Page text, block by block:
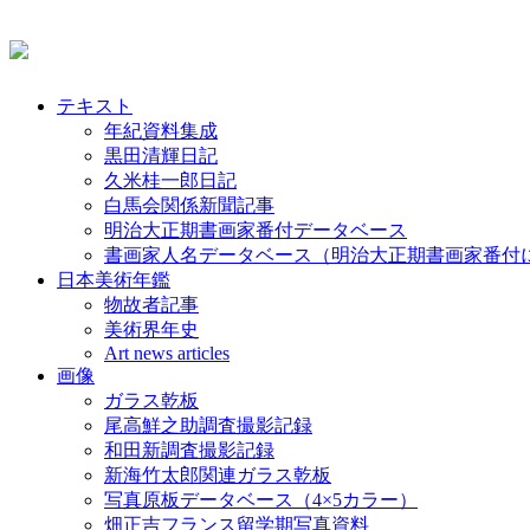
テキスト
年紀資料集成
黒田清輝日記
久米桂一郎日記
白馬会関係新聞記事
明治大正期書画家番付データベース
書画家人名データベース（明治大正期書画家番付
日本美術年鑑
物故者記事
美術界年史
Art news articles
画像
ガラス乾板
尾高鮮之助調査撮影記録
和田新調査撮影記録
新海竹太郎関連ガラス乾板
写真原板データベース（4×5カラー）
畑正吉フランス留学期写真資料